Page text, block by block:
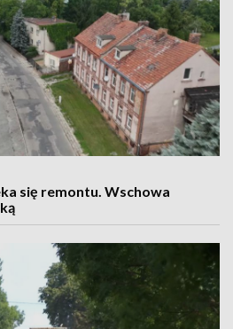
się remontu. Wschowa